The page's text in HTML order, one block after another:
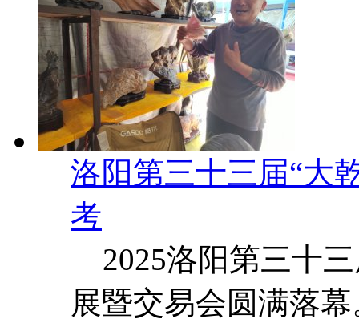
洛阳第三十三届“大
考
2025洛阳第三十
展暨交易会圆满落